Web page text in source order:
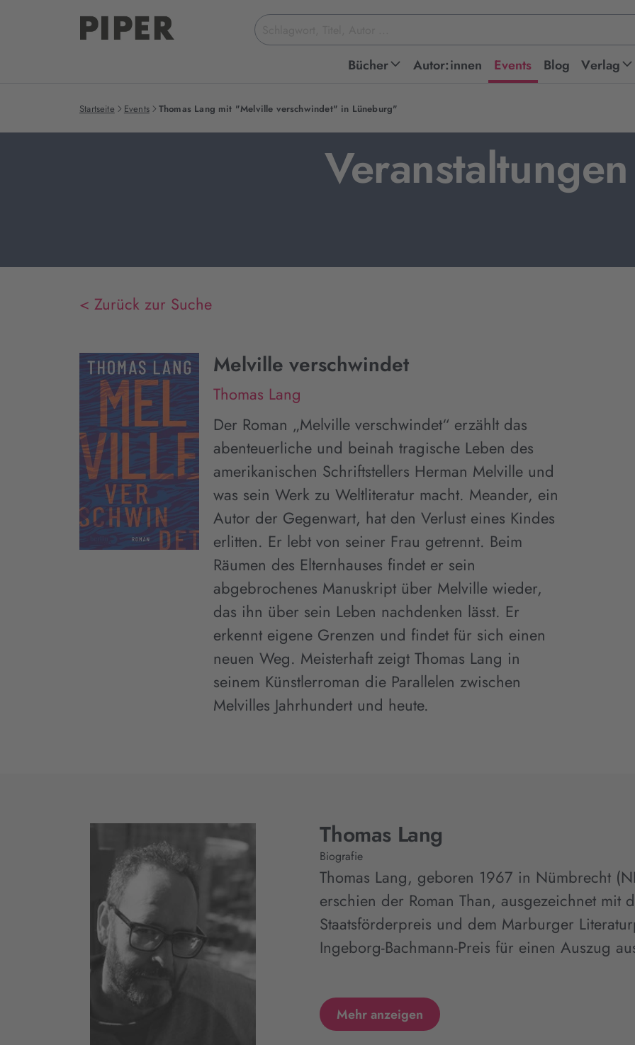
Suchbegriff
eingeben
Bücher Autor:innen Events Blog Verlag
Startseite Events Thomas Lang mit "Melville verschwindet" in Lüneburg"
Veranstaltungen
< Zurück zur Suche
Melville verschwindet
Thomas Lang
Der Roman „Melville verschwindet“ erzählt das
abenteuerliche und beinah tragische Leben des
amerikanischen Schriftstellers Herman Melville und
was sein Werk zu Weltliteratur macht. Meander, ein
Autor der Gegenwart, hat den Verlust eines Kindes
erlitten. Er lebt von seiner Frau getrennt. Beim
Räumen des Elternhauses findet er sein
abgebrochenes Manuskript über Melville wieder,
das ihn über sein Leben nachdenken lässt. Er
erkennt eigene Grenzen und findet für sich einen
neuen Weg. Meisterhaft zeigt Thomas Lang in
seinem Künstlerroman die Parallelen zwischen
Melvilles Jahrhundert und heute.
Thomas Lang
Biografie
Thomas Lang, geboren 1967 in Nümbrecht
erschien der Roman Than, ausgezeichnet mit
Staatsförderpreis und dem Marburger
Ingeborg-Bachmann-Preis für einen Auszug
Mehr anzeigen